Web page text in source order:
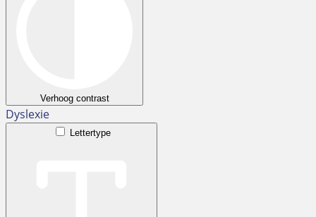
Verhoog contrast
Dyslexie
Lettertype